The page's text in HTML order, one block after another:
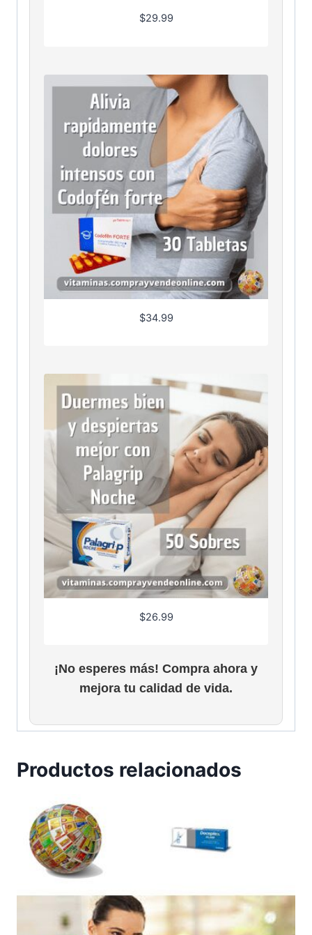
$29.99
$34.99
$26.99
¡No esperes más! Compra ahora y
mejora tu calidad de vida.
Productos relacionados